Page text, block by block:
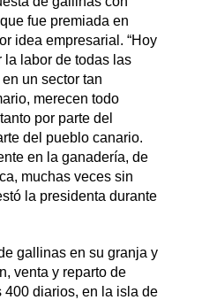
fue premiada en
idea empresarial. “Hoy
la labor de todas las
un sector tan
merecen todo
por parte del
del pueblo canario.
en la ganadería, de
muchas veces sin
la presidenta durante
gallinas en su granja y
venta y reparto de
400 diarios, en la isla de